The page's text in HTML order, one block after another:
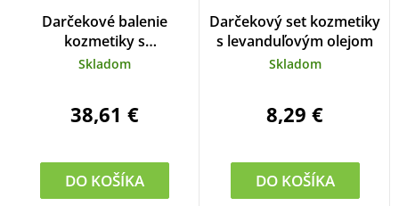
Darčekové balenie
kozmetiky s
levanduľovým olejom
hodnotenie
produktu
je
z
5
Skladom
38,61 €
DO KOŠÍKA
Darčekový set kozmetiky
s levanduľovým olejom
Skladom
8,29 €
DO KOŠÍKA